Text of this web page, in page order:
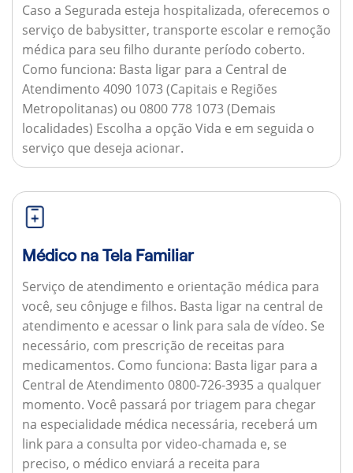
Caso a Segurada esteja hospitalizada, oferecemos o
serviço de babysitter, transporte escolar e remoção
médica para seu filho durante período coberto.
Como funciona: Basta ligar para a Central de
Atendimento 4090 1073 (Capitais e Regiões
Metropolitanas) ou 0800 778 1073 (Demais
localidades) Escolha a opção Vida e em seguida o
serviço que deseja acionar.
Médico na Tela Familiar
Serviço de atendimento e orientação médica para
você, seu cônjuge e filhos. Basta ligar na central de
atendimento e acessar o link para sala de vídeo. Se
necessário, com prescrição de receitas para
medicamentos. Como funciona: Basta ligar para a
Central de Atendimento 0800-726-3935 a qualquer
momento. Você passará por triagem para chegar
na especialidade médica necessária, receberá um
link para a consulta por video-chamada e, se
preciso, o médico enviará a receita para